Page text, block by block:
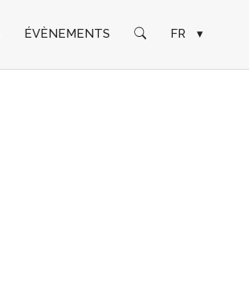
ÉVÈNEMENTS FR ▾